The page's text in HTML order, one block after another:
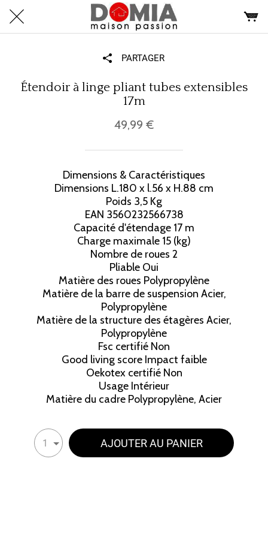
PARTAGER
Étendoir à linge pliant tubes extensibles
17m
49,99 €
Dimensions & Caractéristiques
Dimensions L.180 x l.56 x H.88 cm
Poids 3,5 Kg
EAN 3560232566738
Capacité d'étendage 17 m
Charge maximale 15 (kg)
Nombre de roues 2
Pliable Oui
Matière des roues Polypropylène
Matière de la barre de suspension Acier,
Polypropylène
Matière de la structure des étagères Acier,
Polypropylène
Fsc certifié Non
Good living score Impact faible
Oekotex certifié Non
Usage Intérieur
Matière du cadre Polypropylène, Acier
1 AJOUTER AU PANIER